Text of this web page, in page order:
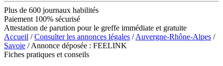
Plus de 600 journaux habilités
Paiement 100% sécurisé
Attestation de parution pour le greffe immédiate et gratuite
Accueil /Consulter les annonces légales /Auvergne-Rhône-Alpes /
Savoie / Annonce déposée : FEELINK
Fiches pratiques et conseils